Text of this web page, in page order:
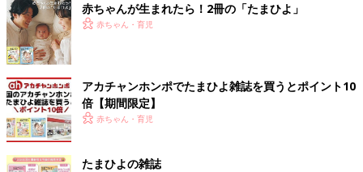
赤ちゃんが生まれたら！2冊の「たまひよ」
赤ちゃん・育児
アカチャンホンポでたまひよ雑誌を買うとポイント10
倍【期間限定】
赤ちゃん・育児
たまひよの雑誌